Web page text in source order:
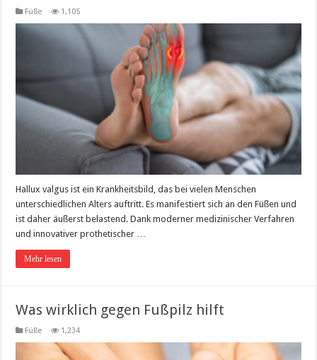
Füße 1,105
Hallux valgus ist ein Krankheitsbild, das bei vielen Menschen
unterschiedlichen Alters auftritt. Es manifestiert sich an den Füßen und
ist daher äußerst belastend. Dank moderner medizinischer Verfahren
und innovativer prothetischer …
Mehr lesen
Was wirklich gegen Fußpilz hilft
Füße 1,234